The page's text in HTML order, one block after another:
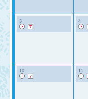
3 4
10 11